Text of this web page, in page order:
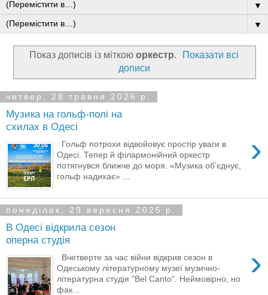
▼
▼
Показ дописів із міткою оркестр.
Показати всі
дописи
четвер, 28 травня 2026 р.
Музика на гольф-полі на
схилах в Одесі
›
Гольф потрохи відвойовує простір уваги в
Одесі. Тепер й філармонійний оркестр
потягнувся ближче до моря. «Музика об’єднує,
гольф надихає» ...
понеділок, 29 вересня 2025 р.
В Одесі відкрила сезон
оперна студія
›
Вчетверте за час війни відкрив сезон в
Одеському літературному музеї музично-
літературна студія "Bel Canto". Неймовірно, но
фак...